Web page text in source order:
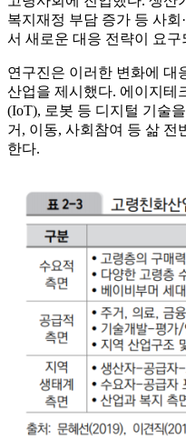
복지재정 부담 증가 등 사회
서 새로운 대응 전략이 요구
연구진은 이러한 변화에 대
산업을 제시했다. 에이지테
(IoT), 로봇 등 디지털 기술
거, 이동, 사회참여 등 삶 전
한다.